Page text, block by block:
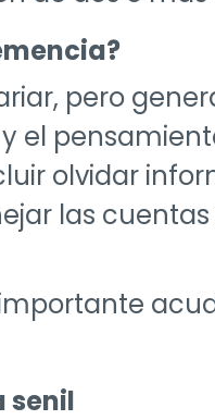
pero
el
olvidar
las
senil